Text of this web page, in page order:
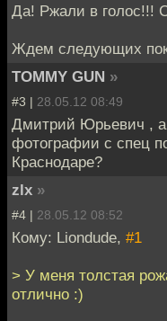
Да! Ржали в голос!!!
Ждем следующих
TOMMY GUN »
#3 | 28.05.12 08:49
Дмитрий Юрьевич , а
фотографии с спец
Краснодаре?
zlx »
#4 | 28.05.12 08:52
Кому: Liondude, #1
> У меня толстая
отлично :)